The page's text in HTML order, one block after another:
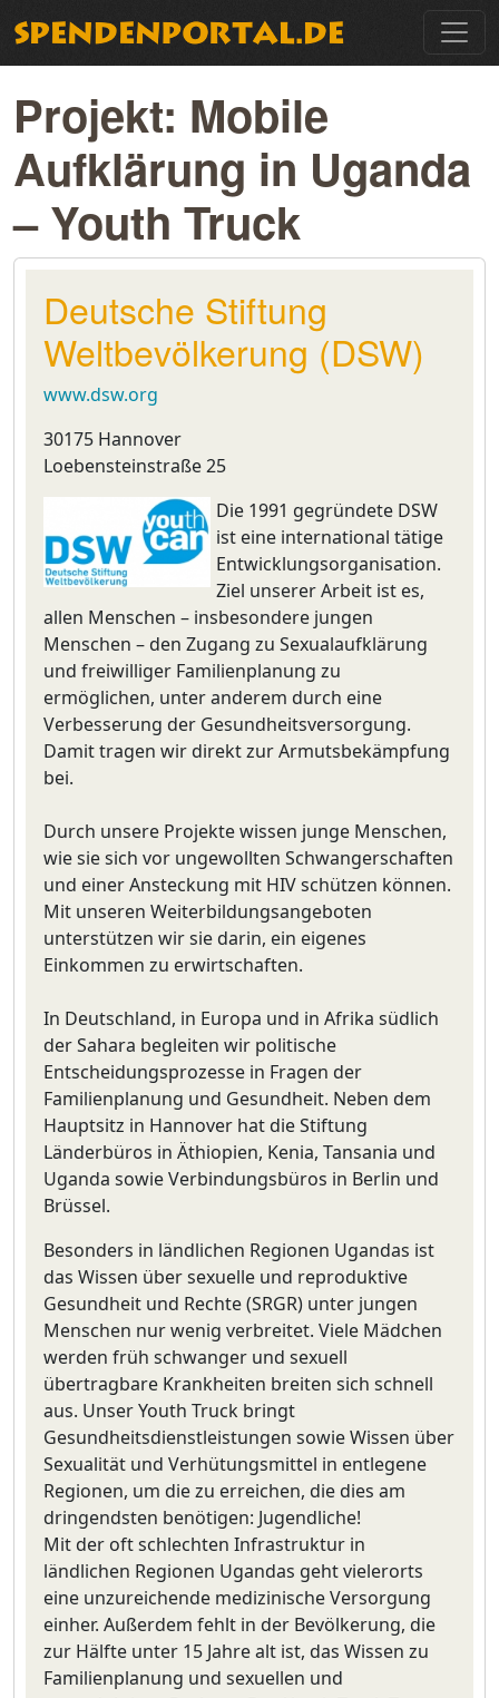
Projekt: Mobile
Aufklärung in Uganda
– Youth Truck
Deutsche Stiftung
Weltbevölkerung (DSW)
www.dsw.org
30175 Hannover
Loebensteinstraße 25
Die 1991 gegründete DSW
ist eine international tätige
Entwicklungsorganisation.
Ziel unserer Arbeit ist es,
allen Menschen – insbesondere jungen
Menschen – den Zugang zu Sexualaufklärung
und freiwilliger Familienplanung zu
ermöglichen, unter anderem durch eine
Verbesserung der Gesundheitsversorgung.
Damit tragen wir direkt zur Armutsbekämpfung
bei.
Durch unsere Projekte wissen junge Menschen,
wie sie sich vor ungewollten Schwangerschaften
und einer Ansteckung mit HIV schützen können.
Mit unseren Weiterbildungsangeboten
unterstützen wir sie darin, ein eigenes
Einkommen zu erwirtschaften.
In Deutschland, in Europa und in Afrika südlich
der Sahara begleiten wir politische
Entscheidungsprozesse in Fragen der
Familienplanung und Gesundheit. Neben dem
Hauptsitz in Hannover hat die Stiftung
Länderbüros in Äthiopien, Kenia, Tansania und
Uganda sowie Verbindungsbüros in Berlin und
Brüssel.
Besonders in ländlichen Regionen Ugandas ist
das Wissen über sexuelle und reproduktive
Gesundheit und Rechte (SRGR) unter jungen
Menschen nur wenig verbreitet. Viele Mädchen
werden früh schwanger und sexuell
übertragbare Krankheiten breiten sich schnell
aus. Unser Youth Truck bringt
Gesundheitsdienstleistungen sowie Wissen über
Sexualität und Verhütungsmittel in entlegene
Regionen, um die zu erreichen, die dies am
dringendsten benötigen: Jugendliche!
Mit der oft schlechten Infrastruktur in
ländlichen Regionen Ugandas geht vielerorts
eine unzureichende medizinische Versorgung
einher. Außerdem fehlt in der Bevölkerung, die
zur Hälfte unter 15 Jahre alt ist, das Wissen zu
Familienplanung und sexuellen und